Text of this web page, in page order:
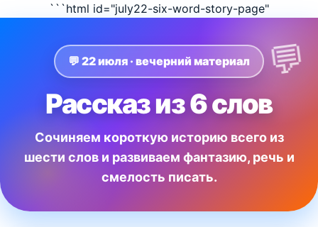
```html id="july22-six-word-story-page"
💬 22 июля · вечерний материал
Рассказ из 6 слов
Сочиняем короткую историю всего из
шести слов и развиваем фантазию, речь и
смелость писать.